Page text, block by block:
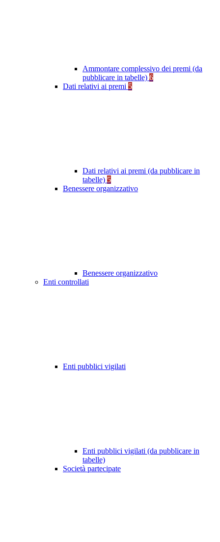
Ammontare complessivo dei premi (da
pubblicare in tabelle) 6
Dati relativi ai premi 5
Dati relativi ai premi (da pubblicare in
tabelle) 5
Benessere organizzativo
Benessere organizzativo
Enti controllati
Enti pubblici vigilati
Enti pubblici vigilati (da pubblicare in
tabelle)
Società partecipate